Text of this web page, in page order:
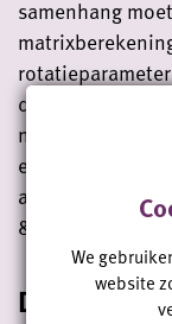
samenhang
deelfoto’s over
nulpunt van de
en de deelfoto’s
aansluiten” –
& Innovatie.
Data
We
website